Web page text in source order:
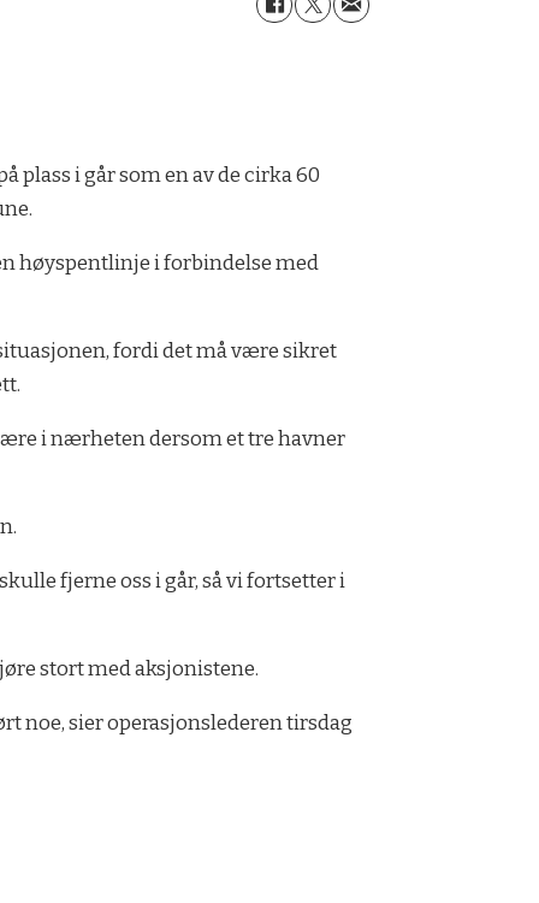
plass i går som en av de cirka 60
høyspentlinje i forbindelse med
fordi det må være sikret
i nærheten dersom et tre havner
fjerne oss i går, så vi fortsetter i
stort med aksjonistene.
noe, sier operasjonslederen tirsdag